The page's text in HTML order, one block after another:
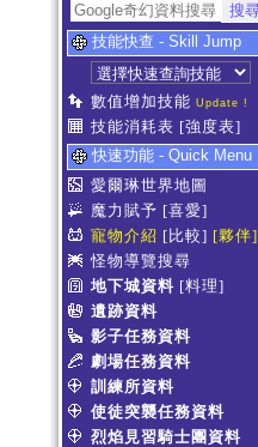
技能快查 - Skill Jump
數值增加技能 Update !
技能消耗表 [強度表]
快速功能 - Quick Menu
愛爾琳世界地圖
魔力賦予 [喜愛]
寵物介紹 [比較] [夥伴]
怪物導覽搜尋
地下城資料 [料理]
遺跡資料
影子任務資料
劇場任務資料
訓練所資料
使徒突襲任務資料
烈焰見習騎士團資料